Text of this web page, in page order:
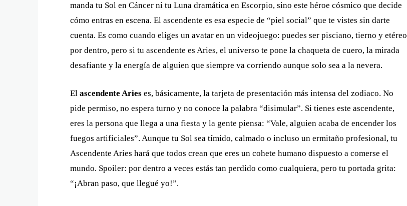
manda tu Sol en Cáncer ni tu Luna dramática en Escorpio, sino este héroe cósmico que decide
cómo entras en escena. El ascendente es esa especie de “piel social” que te vistes sin darte
cuenta. Es como cuando eliges un avatar en un videojuego: puedes ser pisciano, tierno y etéreo
por dentro, pero si tu ascendente es Aries, el universo te pone la chaqueta de cuero, la mirada
desafiante y la energía de alguien que siempre va corriendo aunque solo sea a la nevera.
El ascendente Aries es, básicamente, la tarjeta de presentación más intensa del zodiaco. No
pide permiso, no espera turno y no conoce la palabra “disimular”. Si tienes este ascendente,
eres la persona que llega a una fiesta y la gente piensa: “Vale, alguien acaba de encender los
fuegos artificiales”. Aunque tu Sol sea tímido, calmado o incluso un ermitaño profesional, tu
Ascendente Aries hará que todos crean que eres un cohete humano dispuesto a comerse el
mundo. Spoiler: por dentro a veces estás tan perdido como cualquiera, pero tu portada grita:
“¡Abran paso, que llegué yo!”.